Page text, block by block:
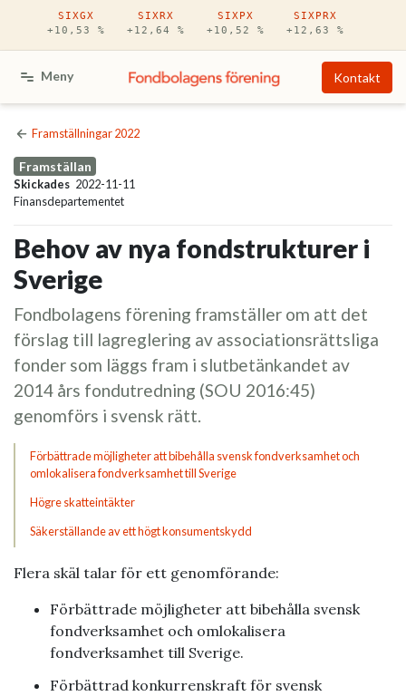
Hoppa till huvudinnehåll
SIXGX
+10,53 %
SIXRX
+12,64 %
SIXPX
+10,52 %
SIXPRX
+12,63 %
Meny Kontakt
Framställningar 2022
Framställan
Skickades 2022-11-11
Finansdepartementet
Behov av nya fondstrukturer i
Sverige
Fondbolagens förening framställer om att det
förslag till lagreglering av associationsrättsliga
fonder som läggs fram i slutbetänkandet av
2014 års fondutredning (SOU 2016:45)
genomförs i svensk rätt.
Förbättrade möjligheter att bibehålla svensk fondverksamhet och
omlokalisera fond­verksamhet till Sverige
Högre skatteintäkter
Säkerställande av ett högt konsumentskydd
Flera skäl talar för ett genomförande:
Förbättrade möjligheter att bibehålla svensk
fondverksamhet och omlokalisera
fondverksamhet till Sverige.
Förbättrad konkurrenskraft för svensk